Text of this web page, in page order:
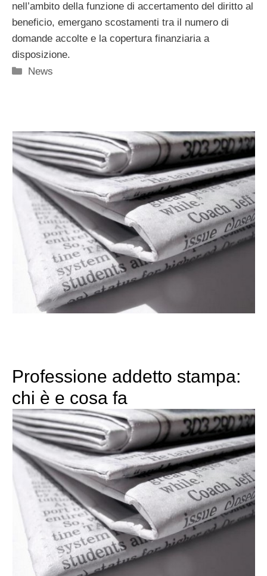
nell’ambito della funzione di accertamento del diritto al
beneficio, emergano scostamenti tra il numero di
domande accolte e la copertura finanziaria a
disposizione.
Categorie
News
Professione addetto stampa:
chi è e cosa fa